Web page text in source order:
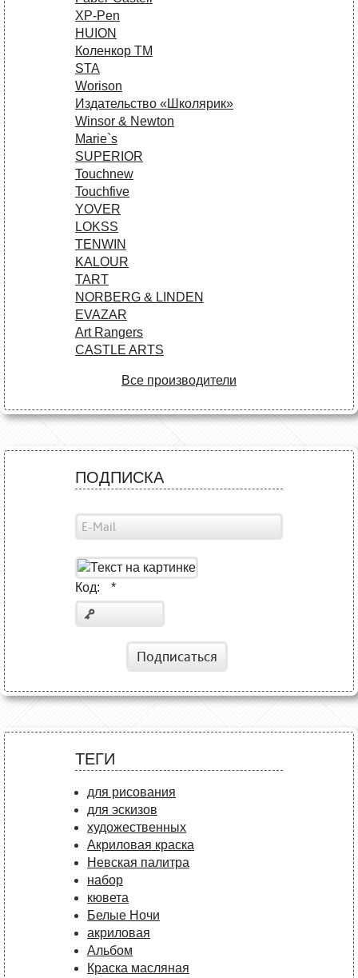
XP-Pen
HUION
Коленкор ТМ
STA
Worison
Издательство «Школярик»
Winsor & Newton
Marie`s
SUPERIOR
Touchnew
Touchfive
YOVER
LOKSS
TENWIN
KALOUR
TART
NORBERG & LINDEN
EVAZAR
Art Rangers
CASTLE ARTS
Все производители
ПОДПИСКА
Код: *
Подписаться
ТЕГИ
для рисования
для эскизов
художественных
Акриловая краска
Невская палитра
набор
кювета
Белые Ночи
акриловая
Альбом
Краска масляная